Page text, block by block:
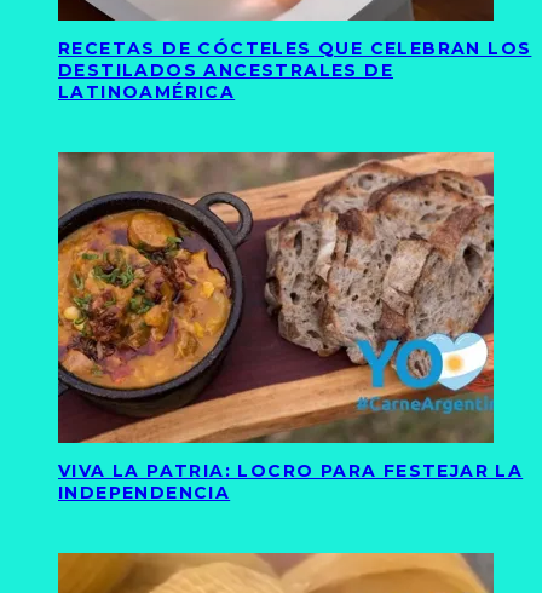
RECETAS DE CÓCTELES QUE CELEBRAN LOS
DESTILADOS ANCESTRALES DE
LATINOAMÉRICA
VIVA LA PATRIA: LOCRO PARA FESTEJAR LA
INDEPENDENCIA